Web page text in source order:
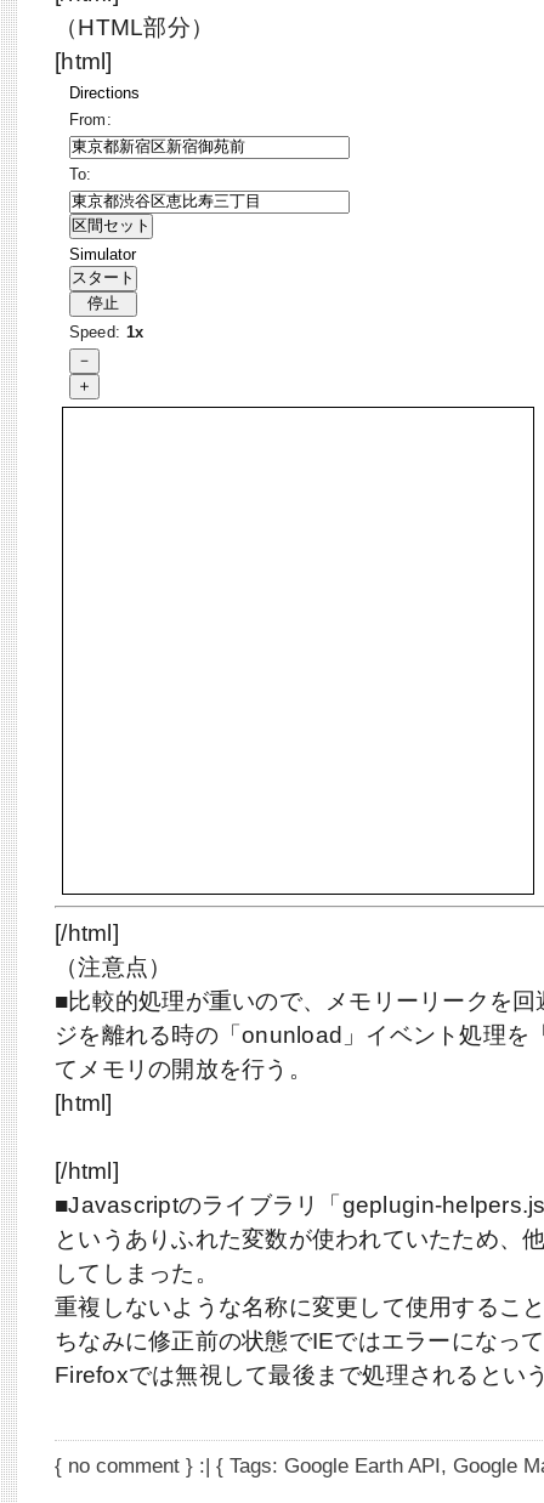
（HTML部分）
[html]
Directions
From:
To:
Simulator
Speed: 1x
[/html]
（注意点）
■比較的処理が重いので、メモリーリークを
ジを離れる時の「onunload」イベント処理を
てメモリの開放を行う。
[html]
[/html]
■Javascriptのライブラリ「geplugin-
というありふれた変数が使われていたため、
してしまった。
重複しないような名称に変更して使用するこ
ちなみに修正前の状態でIEではエラーになっ
Firefoxでは無視して最後まで処理されるとい
{ no comment } :| { Tags: Google Earth API, Google